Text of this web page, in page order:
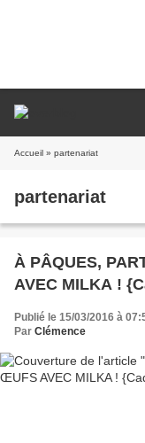
Accueil » partenariat
partenariat
À PÂQUES,
AVEC MILKA !
Publié le 15/03/2016 à
Par Clémence